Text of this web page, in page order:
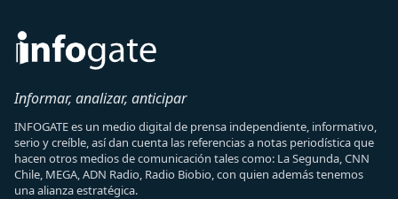
Informar, analizar, anticipar
INFOGATE es un medio digital de prensa independiente, informativo,
serio y creíble, así dan cuenta las referencias a notas periodística que
hacen otros medios de comunicación tales como: La Segunda, CNN
Chile, MEGA, ADN Radio, Radio Biobio, con quien además tenemos
una alianza estratégica.